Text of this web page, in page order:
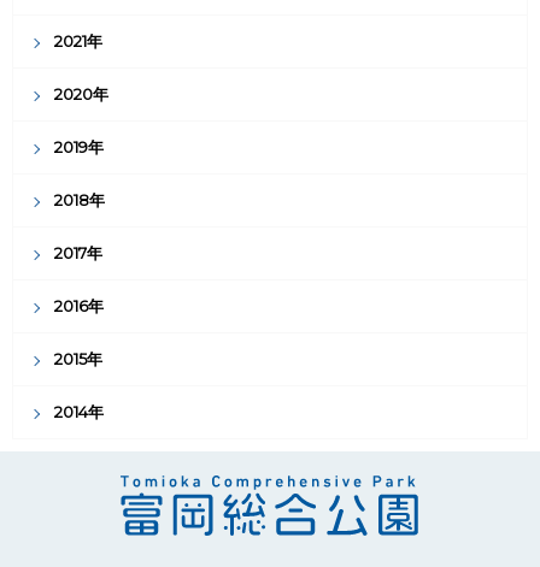
2021年
2020年
2019年
2018年
2017年
2016年
2015年
2014年